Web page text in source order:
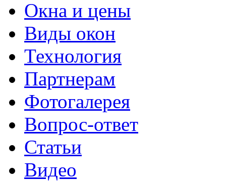
Окна и цены
Виды окон
Технология
Партнерам
Фотогалерея
Вопрос-ответ
Статьи
Видео